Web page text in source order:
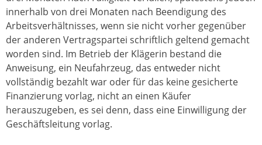
innerhalb von drei Monaten nach Beendigung des
Arbeitsverhältnisses, wenn sie nicht vorher gegenüber
der anderen Vertragspartei schriftlich geltend gemacht
worden sind. Im Betrieb der Klägerin bestand die
Anweisung, ein Neufahrzeug, das entweder nicht
vollständig bezahlt war oder für das keine gesicherte
Finanzierung vorlag, nicht an einen Käufer
herauszugeben, es sei denn, dass eine Einwilligung der
Geschäftsleitung vorlag.